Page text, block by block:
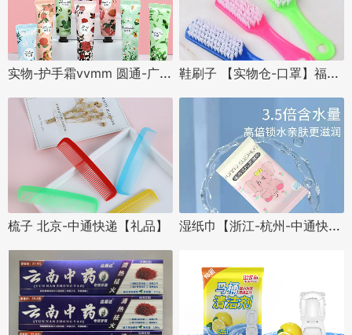
实物-护手霜vvmm 圆通-广州【礼品】百分百派 鞋刷子 【实物仓-口罩】福建-泉州-邮政快递
梳子 北京-中通快递【礼品】 湿纸巾【浙江-杭州-中通快递】